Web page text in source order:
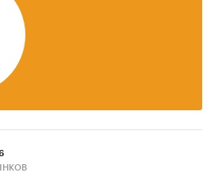
ВЭД:
белый,
или
глиноземистый
гидравлические прочие